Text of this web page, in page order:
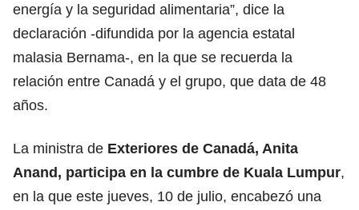
energía y la seguridad alimentaria”, dice la
declaración -difundida por la agencia estatal
malasia Bernama-, en la que se recuerda la
relación entre Canadá y el grupo, que data de 48
años.
La ministra de Exteriores de Canadá, Anita
Anand, participa en la cumbre de Kuala Lumpur,
en la que este jueves, 10 de julio, encabezó una